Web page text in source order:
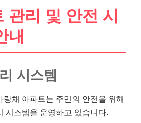
관리 및 안전 시
내
시스템
랑채 아파트는 주민의 안전을 위해
시스템을 운영하고 있습니다.